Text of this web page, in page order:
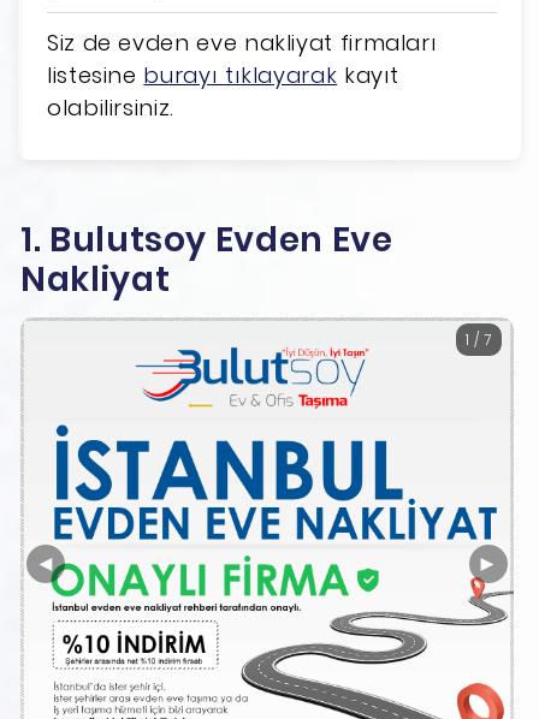
Siz de evden eve nakliyat firmaları
listesine burayı tıklayarak kayıt
olabilirsiniz.
1. Bulutsoy Evden Eve
Nakliyat
◄ ►
1 / 7